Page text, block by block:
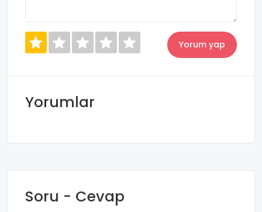
Yorumlar
Soru - Cevap